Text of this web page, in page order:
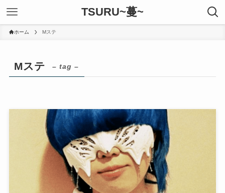
TSURU~蔓~
ホーム Mステ
Mステ – tag –